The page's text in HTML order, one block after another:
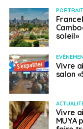
soleil»
Vivre
salon
Vivre
MUYA